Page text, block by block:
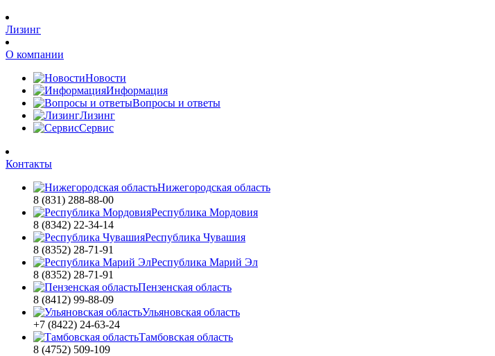
Лизинг
О компании
Новости
Информация
Вопросы и ответы
Лизинг
Сервис
Контакты
Нижегородская область
8 (831) 288-88-00
Республика Мордовия
8 (8342) 22-34-14
Республика Чувашия
8 (8352) 28-71-91
Республика Марий Эл
8 (8352) 28-71-91
Пензенская область
8 (8412) 99-88-09
Ульяновская область
+7 (8422) 24-63-24
Тамбовская область
8 (4752) 509-109